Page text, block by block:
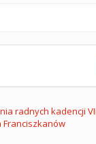
radnych kadencji
Franciszkanów